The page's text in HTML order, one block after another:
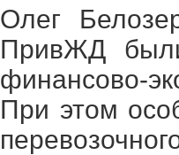
Олег
ПривЖД
финансово-
При этом